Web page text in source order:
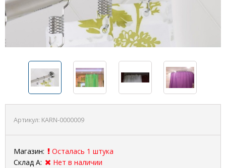
Артикул: KARN-0000009
Магазин:
Осталась 1 штука
Склад А:
Нет в наличии